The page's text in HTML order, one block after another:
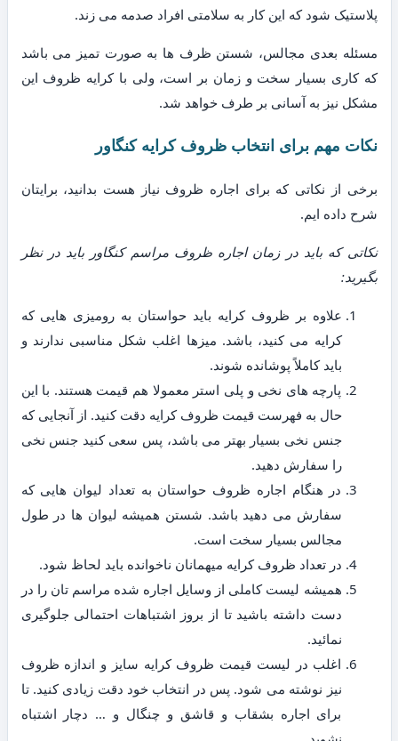
پلاستیک شود که این کار به سلامتی افراد صدمه می زند.
مسئله بعدی مجالس، شستن ظرف ها به صورت تمیز می باشد
که کاری بسیار سخت و زمان بر است، ولی با کرایه ظروف این
مشکل نیز به آسانی بر طرف خواهد شد.
نکات مهم برای انتخاب ظروف کرایه کنگاور
برخی از نکاتی که برای اجاره ظروف نیاز هست بدانید، برایتان
شرح داده ایم.
نکاتی که باید در زمان اجاره ظروف مراسم کنگاور باید در نظر
بگیرید:
علاوه بر ظروف کرایه باید حواستان به رومیزی هایی که
کرایه می کنید، باشد. میزها اغلب شکل مناسبی ندارند و
باید کاملاً پوشانده شوند.
پارچه های نخی و پلی استر معمولا هم قیمت هستند. با این
حال به فهرست قیمت ظروف کرایه دقت کنید. از آنجایی که
جنس نخی بسیار بهتر می باشد، پس سعی کنید جنس نخی
را سفارش دهید.
در هنگام اجاره ظروف حواستان به تعداد لیوان هایی که
سفارش می دهید باشد. شستن همیشه لیوان ها در طول
مجالس بسیار سخت است.
در تعداد ظروف کرایه میهمانان ناخوانده باید لحاظ شود.
همیشه لیست کاملی از وسایل اجاره شده مراسم تان را در
دست داشته باشید تا از بروز اشتباهات احتمالی جلوگیری
نمائید.
اغلب در لیست قیمت ظروف کرایه سایز و اندازه ظروف
نیز نوشته می شود. پس در انتخاب خود دقت زیادی کنید. تا
برای اجاره بشقاب و قاشق و چنگال و … دچار اشتباه